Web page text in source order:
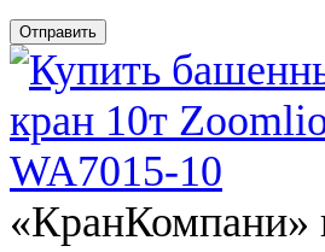
Отправить
«КранКомпани»